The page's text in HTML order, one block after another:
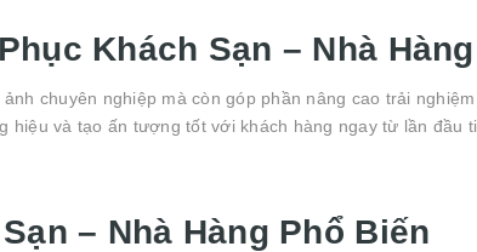
Khách Sạn – Nhà Hàng
chuyên nghiệp mà còn góp phần nâng cao trải
và tạo ấn tượng tốt với khách hàng ngay từ lần đầu
– Nhà Hàng Phổ Biến